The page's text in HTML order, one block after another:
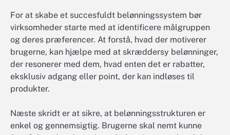
For at skabe et succesfuldt belønningssystem bør
virksomheder starte med at identificere målgruppen
og deres præferencer. At forstå, hvad der motiverer
brugerne, kan hjælpe med at skræddersy belønninger,
der resonerer med dem, hvad enten det er rabatter,
eksklusiv adgang eller point, der kan indløses til
produkter.
Næste skridt er at sikre, at belønningsstrukturen er
enkel og gennemsigtig. Brugerne skal nemt kunne